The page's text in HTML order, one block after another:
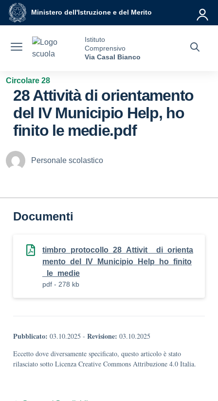
Vai ai contenuti
Vai al menu di navigazione
Vai al footer
Ministero dell'Istruzione e del Merito
Istituto
Comprensivo
Via Casal Bianco
Circolare 28
28 Attività di orientamento
del IV Municipio Help, ho
finito le medie.pdf
Personale scolastico
Documenti
timbro_protocollo_28_Attivit__di_orienta
mento_del_IV_Municipio_Help_ho_finito
_le_medie
pdf - 278 kb
Pubblicato: 03.10.2025 - Revisione: 03.10.2025
Eccetto dove diversamente specificato, questo articolo è stato
rilasciato sotto Licenza Creative Commons Attribuzione 4.0 Italia.